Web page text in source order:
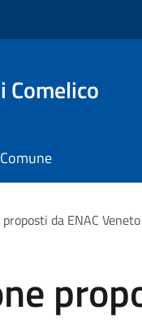
Comelico
da ENAC Veneto